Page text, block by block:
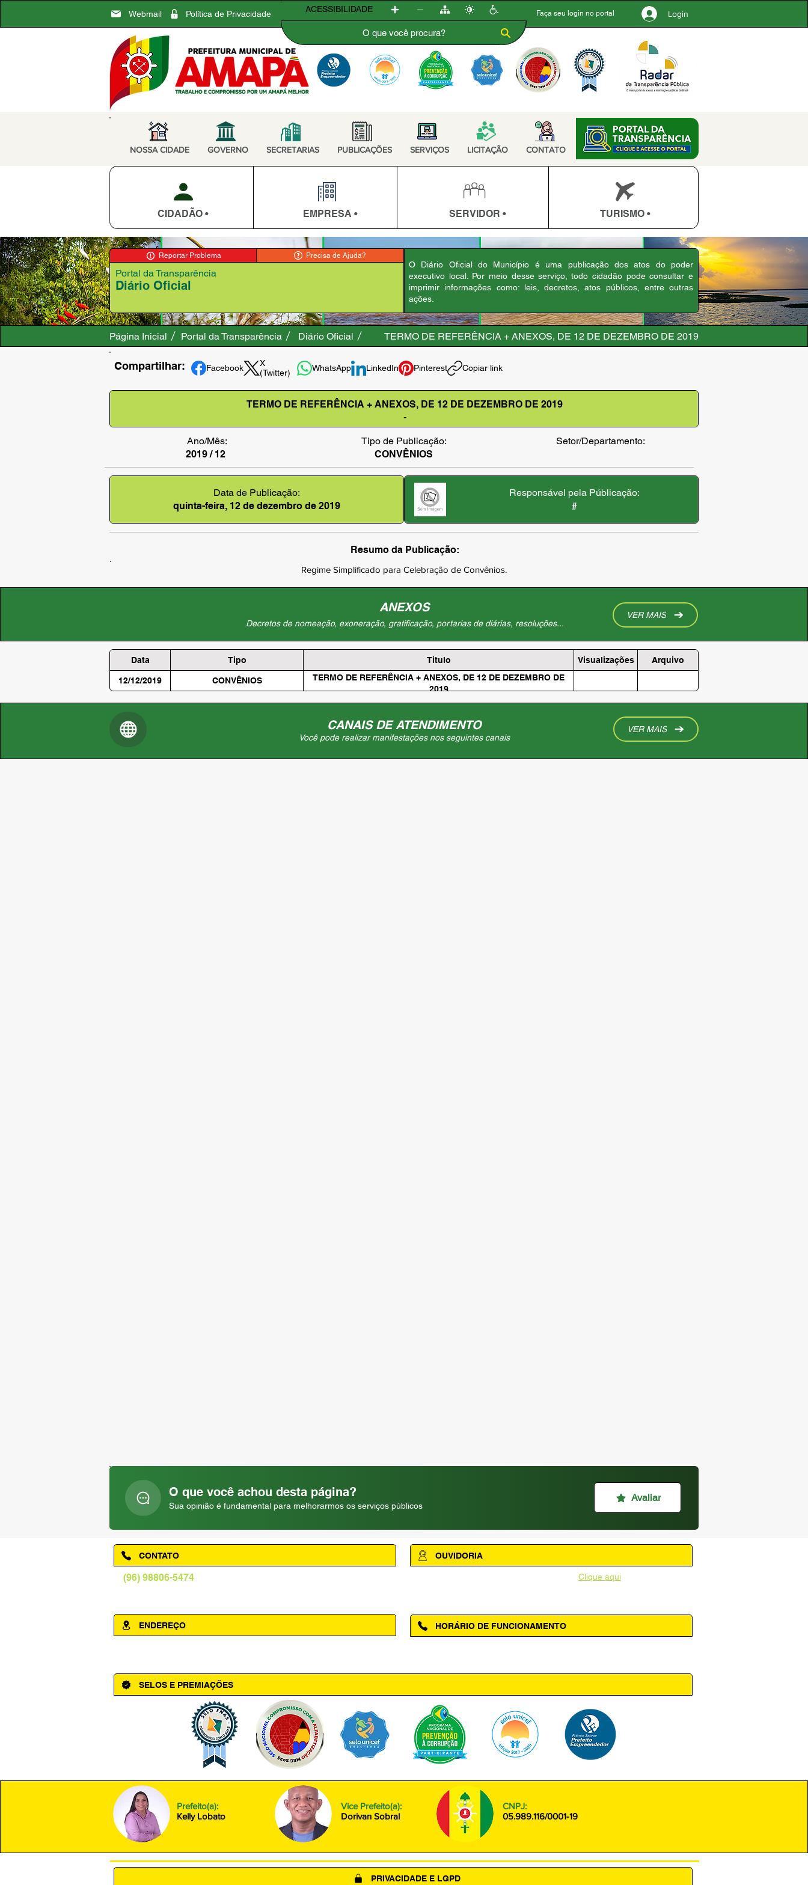
Webmail Política de Privacidade Faça seu login no portal Login
ACESSIBILIDADE
NOSSA CIDADE GOVERNO SECRETARIAS PUBLICAÇÕES SERVIÇOS LICITAÇÃO CONTATO
CIDADÃO • EMPRESA • SERVIDOR • TURISMO •
Reportar Problema Precisa de Ajuda?
Diário Oficial
Portal da Transparência
O Diário Oficial do Município é uma publicação dos atos do poder
executivo local. Por meio desse serviço, todo cidadão pode consultar e
imprimir informações como: leis, decretos, atos públicos, entre outras
ações.
Página Inicial Portal da Transparência Diário Oficial TERMO DE REFERÊNCIA + ANEXOS, DE 12 DE DEZEMBRO DE 2019
Compartilhar: Facebook
X
(Twitter)
WhatsApp LinkedIn Pinterest Copiar link
TERMO DE REFERÊNCIA + ANEXOS, DE 12 DE DEZEMBRO DE 2019
-
Ano/Mês:
2019 / 12
Tipo de Publicação:
CONVÊNIOS
Setor/Departamento:
Data de Publicação:
quinta-feira, 12 de dezembro de 2019
Responsável pela Públicação:
#
Resumo da Publicação:
Regime Simplificado para Celebração de Convênios.
ANEXOS
Decretos de nomeação, exoneração, gratificação, portarias de diárias, resoluções...
VER MAIS
Data Tipo Titulo Visualizações Arquivo
12/12/2019 CONVÊNIOS
TERMO DE REFERÊNCIA + ANEXOS, DE 12 DE DEZEMBRO DE
2019
CANAIS DE ATENDIMENTO
Você pode realizar manifestações nos seguintes canais
VER MAIS
O que você achou desta página?
Sua opinião é fundamental para melhorarmos os serviços públicos
Avaliar
(96) 98806-5474
CONTATO
ENDEREÇO
Clique aqui
OUVIDORIA
HORÁRIO DE FUNCIONAMENTO
SELOS E PREMIAÇÕES
Prefeito(a):
Kelly Lobato
Vice Prefeito(a):
Dorivan Sobral
CNPJ:
05.989.116/0001-19
PRIVACIDADE E LGPD